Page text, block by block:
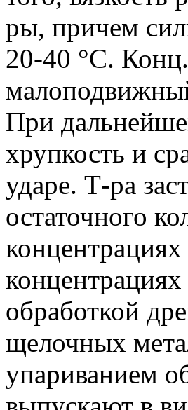
ры, причем
20-40 °С.
При
хрупкость и
ударе. Т-ра
остаточного
обработкой
щелочных
упариванием